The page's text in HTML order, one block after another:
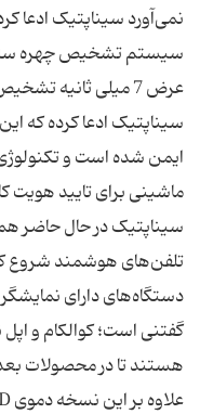
نمی‌آورد سیناپتیک ادعا
سیستم تشخیص چهره سه
عرض 7 میلی ثانیه تشخیص می‌دهد.
ایمن شده است و تکنولوژی
ماشینی برای تایید هویت
تلفن‌های هوشمند شروع
دستگاه‌های دارای نمایشگر بدون
گفتنی است؛ کوالکام و اپل
هستند تا در محصولات